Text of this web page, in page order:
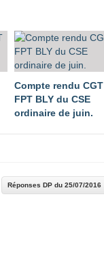
Compte rendu CGT
FPT BLY du CSE
ordinaire de juin.
Réponses DP du 25/07/2016